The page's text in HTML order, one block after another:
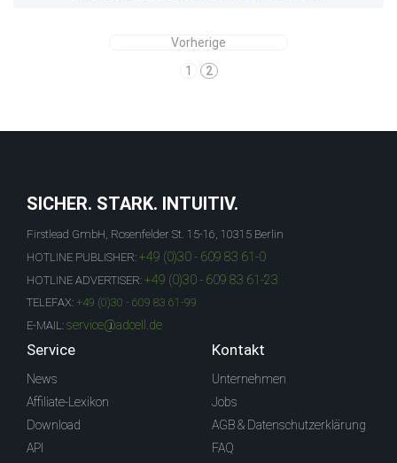
Vorherige
1
2
SICHER. STARK. INTUITIV.
Firstlead GmbH, Rosenfelder St. 15-16, 10315 Berlin
HOTLINE PUBLISHER: +49 (0)30 - 609 83 61-0
HOTLINE ADVERTISER: +49 (0)30 - 609 83 61-23
TELEFAX: +49 (0)30 - 609 83 61-99
E-MAIL: service@adcell.de
Service
News
Affiliate-Lexikon
Download
API
Kontakt
Unternehmen
Jobs
AGB & Datenschutzerklärung
FAQ